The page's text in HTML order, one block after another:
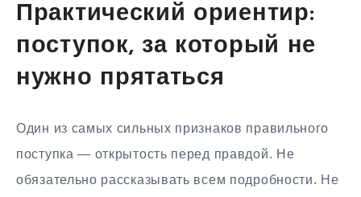
Практический ориентир:
поступок, за который не
нужно прятаться
Один из самых сильных признаков правильного
поступка — открытость перед правдой. Не
обязательно рассказывать всем подробности. Не